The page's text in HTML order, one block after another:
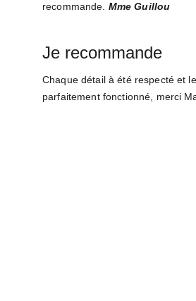
recommande. Mme Guillou
Je recommande
Chaque détail à été respecté et
parfaitement fonctionné, merci